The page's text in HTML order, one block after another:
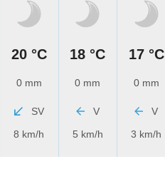
20 °C
0 mm
SV
8 km/h
18 °C
0 mm
V
5 km/h
17 °C
0 mm
V
3 km/h